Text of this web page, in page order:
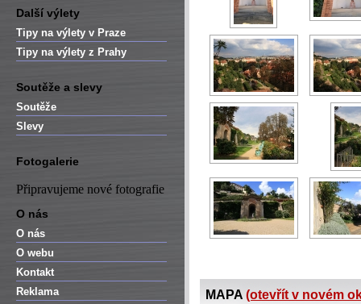
Další výlety
Tipy na výlety v Praze
Tipy na výlety z Prahy
Soutěže a slevy
Soutěže
Slevy
Fotogalerie
Připravujeme nové fotografie
O nás
O nás
O webu
Kontakt
Reklama
MAPA (otevřít v novém